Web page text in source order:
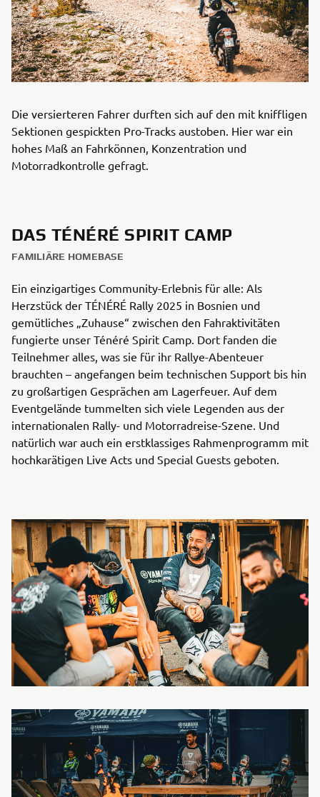
Die versierteren Fahrer durften sich auf den mit kniffligen
Sektionen gespickten Pro-Tracks austoben. Hier war ein
hohes Maß an Fahrkönnen, Konzentration und
Motorradkontrolle gefragt.
DAS TÉNÉRÉ SPIRIT CAMP
FAMILIÄRE HOMEBASE
Ein einzigartiges Community-Erlebnis für alle: Als
Herzstück der TÉNÉRÉ Rally 2025 in Bosnien und
gemütliches „Zuhause“ zwischen den Fahraktivitäten
fungierte unser Ténéré Spirit Camp. Dort fanden die
Teilnehmer alles, was sie für ihr Rallye-Abenteuer
brauchten – angefangen beim technischen Support bis hin
zu großartigen Gesprächen am Lagerfeuer. Auf dem
Eventgelände tummelten sich viele Legenden aus der
internationalen Rally- und Motorradreise-Szene. Und
natürlich war auch ein erstklassiges Rahmenprogramm mit
hochkarätigen Live Acts und Special Guests geboten.